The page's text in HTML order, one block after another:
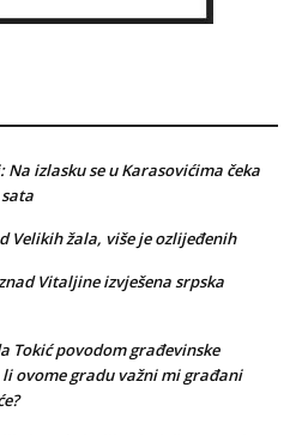
izlasku se u Karasovićima čeka
Velikih žala, više je ozlijeđenih
Vitaljine izvješena srpska
Tokić povodom građevinske
li ovome gradu važni mi građani